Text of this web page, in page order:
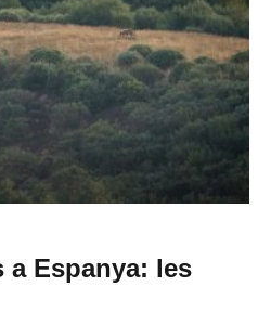
a Espanya: les